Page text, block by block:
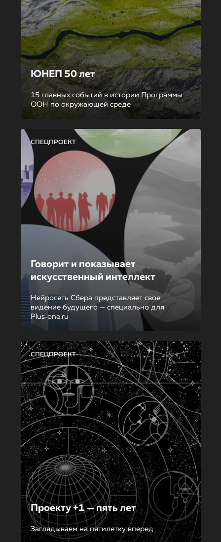
ЮНЕП 50 лет
15 главных событий в истории Программы
ООН по окружающей среде
СПЕЦПРОЕКТ
Говорит и показывает
искусственный интеллект
Нейросеть Сбера представляет свое
видение будущего — специально для
Plus‑one.ru
СПЕЦПРОЕКТ
Проекту +1 — пять лет
Заглядываем на пятилетку вперед